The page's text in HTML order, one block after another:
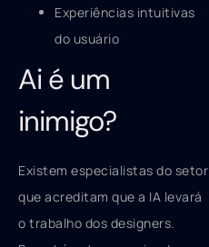
Experiências intuitivas
do usuário
Ai é um
inimigo?
Existem especialistas do setor
que acreditam que a IA levará
o trabalho dos designers.